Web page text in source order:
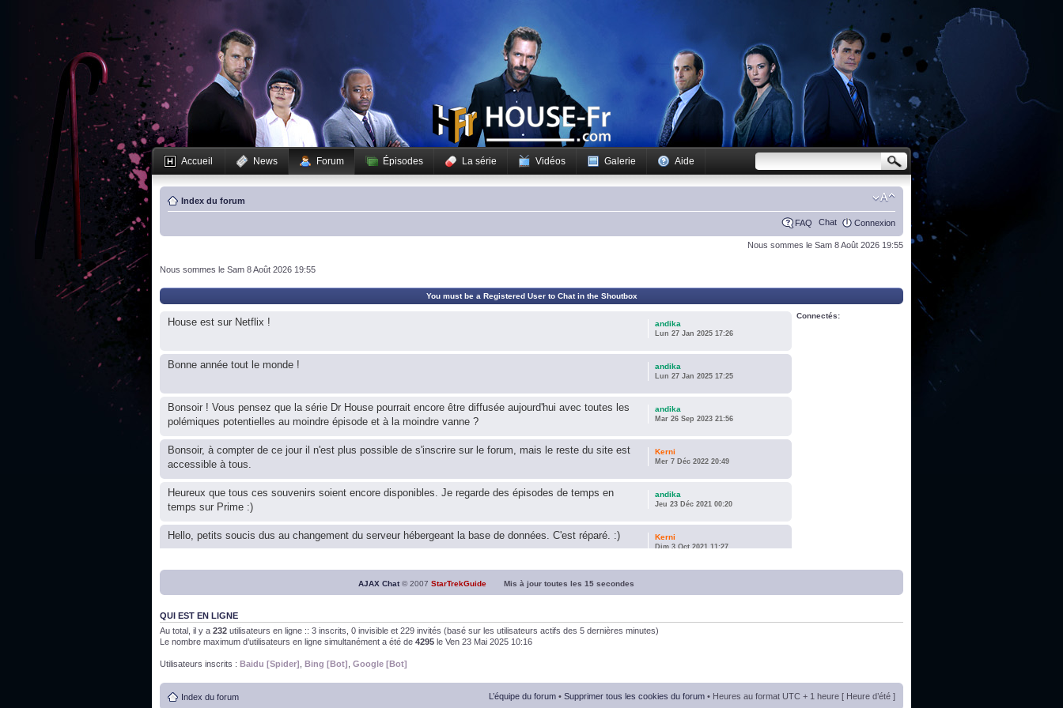
Accueil News Forum Épisodes La série Vidéos Galerie Aide
Index du forum
FAQ Chat Connexion
Nous sommes le Sam 8 Août 2026 19:55
Nous sommes le Sam 8 Août 2026 19:55
You must be a Registered User to Chat in the Shoutbox
House est sur Netflix ! andika
Lun 27 Jan 2025 17:26
Bonne année tout le monde ! andika
Lun 27 Jan 2025 17:25
Bonsoir ! Vous pensez que la série Dr House pourrait encore être diffusée aujourd'hui avec toutes les
polémiques potentielles au moindre épisode et à la moindre vanne ?
andika
Mar 26 Sep 2023 21:56
Bonsoir, à compter de ce jour il n'est plus possible de s'inscrire sur le forum, mais le reste du site est
accessible à tous.
Kerni
Mer 7 Déc 2022 20:49
Heureux que tous ces souvenirs soient encore disponibles. Je regarde des épisodes de temps en
temps sur Prime :)
andika
Jeu 23 Déc 2021 00:20
Hello, petits soucis dus au changement du serveur hébergeant la base de données. C'est réparé. :) Kerni
Dim 3 Oct 2021 11:27
Bon, 2020, ça n'a pas trop marché. JE vous souhaite une année 2021 plus belle que 2020 !
J'ai l'impression que nous n'avons pas fait les survivor des épisodes issus des saisons 6; 7 et 8 ! andika
Dim 26 Avr 2020 14:19
Bonne année 2020 !
Connectés:
AJAX Chat© 2007 StarTrekGuide Mis à jour toutes les 15 secondes
QUI EST EN LIGNE
Au total, il y a 232 utilisateurs en ligne :: 3 inscrits, 0 invisible et 229 invités (basé sur les utilisateurs actifs des 5 dernières minutes)
Le nombre maximum d’utilisateurs en ligne simultanément a été de 4295 le Ven 23 Mai 2025 10:16
Utilisateurs inscrits : Baidu [Spider] Bing [Bot] Google [Bot]
Index du forum L’équipe du forum • Supprimer tous les cookies du forum • Heures au format UTC + 1 heure [ Heure d’été ]